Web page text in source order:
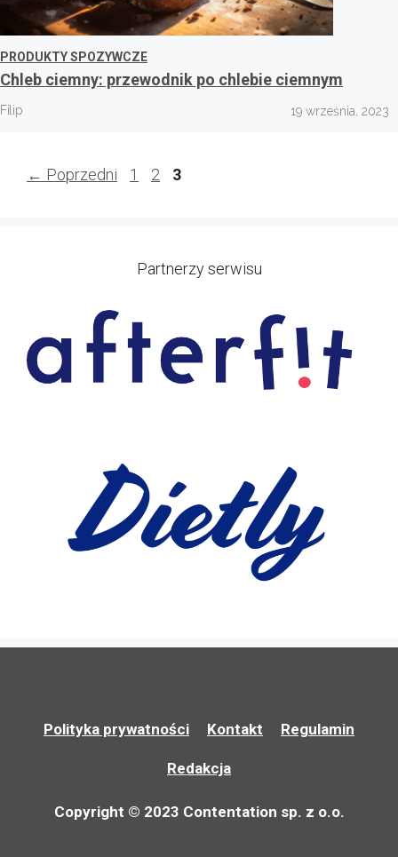
PRODUKTY SPOZYWCZE
Chleb ciemny: przewodnik po chlebie ciemnym
Filip 19 września, 2023
← Poprzedni Page
1 Page
2 Page
3
Partnerzy serwisu
Polityka prywatności Kontakt Regulamin
Redakcja
Copyright © 2023 Contentation sp. z o.o.